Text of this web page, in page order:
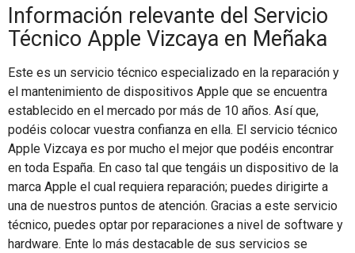
Información relevante del Servicio
Técnico Apple Vizcaya en Meñaka
Este es un servicio técnico especializado en la reparación y
el mantenimiento de dispositivos Apple que se encuentra
establecido en el mercado por más de 10 años. Así que,
podéis colocar vuestra confianza en ella. El servicio técnico
Apple Vizcaya es por mucho el mejor que podéis encontrar
en toda España. En caso tal que tengáis un dispositivo de la
marca Apple el cual requiera reparación; puedes dirigirte a
una de nuestros puntos de atención. Gracias a este servicio
técnico, puedes optar por reparaciones a nivel de software y
hardware. Ente lo más destacable de sus servicios se